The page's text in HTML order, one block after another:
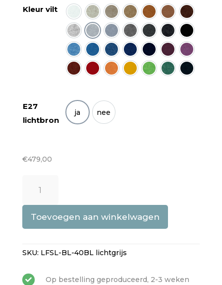
Kleur vilt
wit ecru zandcamelokerbruin
kaneel
salmiak melee
lichtgrijsmidden grijs
duif meleedonkergrijs
antraciet
zwart
hemel melee
korenbloem
nachtblauw
kobaltdonkerblauw
iris heide
framboos
rood oranjegeel lime groen
E27
lichtbron
ja nee
Nee
€479,00
Shade
L
booglamp
aantal
Toevoegen aan winkelwagen
SKU: LFSL-BL-40BL lichtgrijs

Op bestelling geproduceerd, 2-3 weken